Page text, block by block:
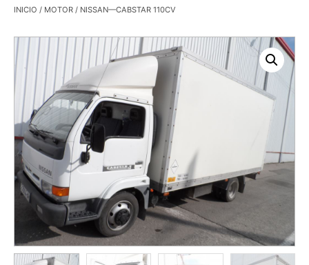
INICIO / MOTOR / NISSAN—CABSTAR 110CV